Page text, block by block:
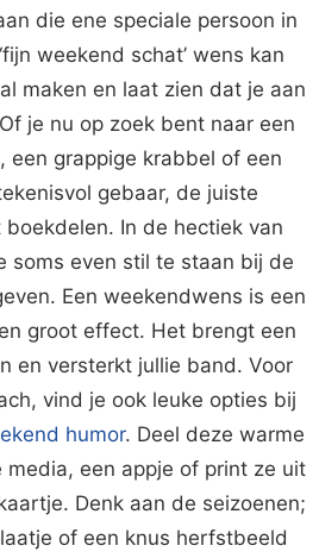
die ene speciale persoon in
weekend schat’ wens kan
maken en laat zien dat je aan
je nu op zoek bent naar een
een grappige krabbel of een
gebaar, de juiste
In de hectiek van
soms even stil te staan bij de
Een weekendwens is een
groot effect. Het brengt een
en versterkt jullie band. Voor
vind je ook leuke opties bij
humor. Deel deze warme
media, een appje of print ze uit
Denk aan de seizoenen;
of een knus herfstbeeld